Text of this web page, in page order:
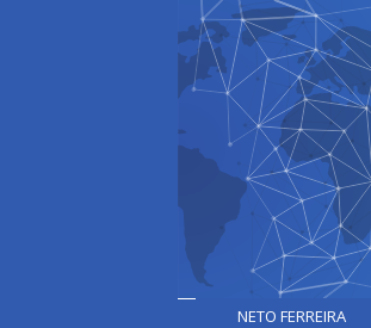
NETO FERREIRA